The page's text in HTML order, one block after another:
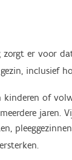
zorgt er voor
inclusief
kinderen of
jaren.